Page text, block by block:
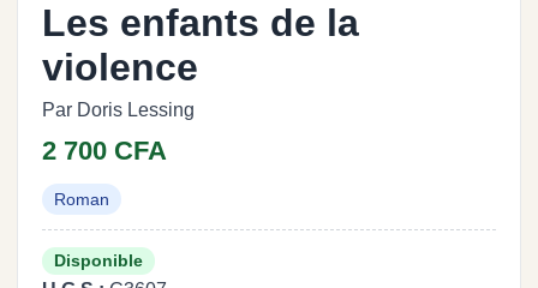
Les enfants de la
violence
Par Doris Lessing
2 700 CFA
Roman
Disponible